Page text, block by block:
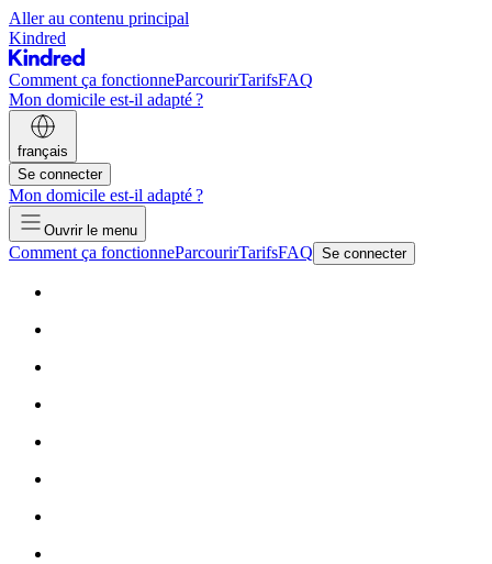
Aller au contenu principal
Kindred
Comment ça fonctionneParcourirTarifsFAQ
Mon domicile est-il adapté ?
français
Se connecter
Mon domicile est-il adapté ?
Ouvrir le menu
Comment ça fonctionneParcourirTarifsFAQ Se connecter